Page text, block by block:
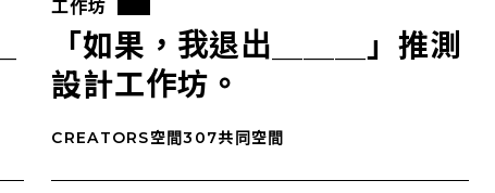
工作坊
「如果，我退出＿＿＿」推測
設計工作坊。
CREATORS空間307共同空間